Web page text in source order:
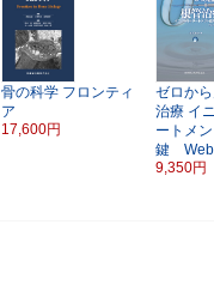
骨の科学 フロンティ
ア
17,600円
ゼロか
治療 イ
ートメ
鍵 Web
9,350円